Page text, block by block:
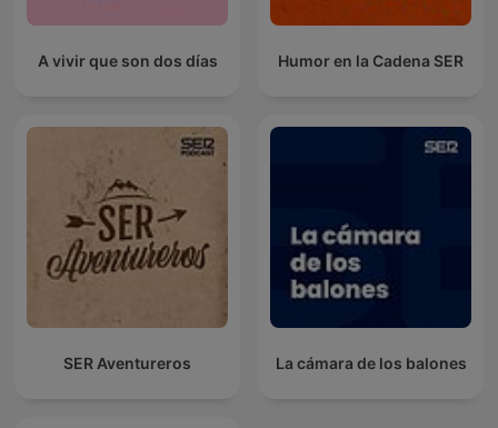
A vivir que son dos días Humor en la Cadena SER
SER Aventureros La cámara de los balones